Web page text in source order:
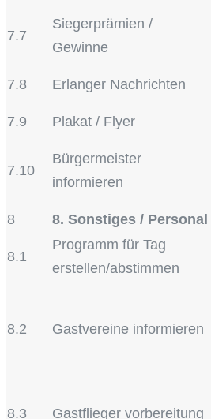
7.7
Siegerprämien /
Gewinne
7.8 Erlanger Nachrichten
7.9 Plakat / Flyer
7.10
Bürgermeister
informieren
8 8. Sonstiges / Personal
8.1
Programm für Tag
erstellen/abstimmen
8.2 Gastvereine informieren
8.3 Gastflieger vorbereitung